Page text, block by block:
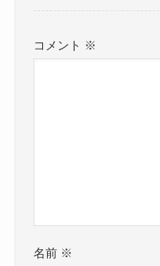
コメント ※
名前 ※